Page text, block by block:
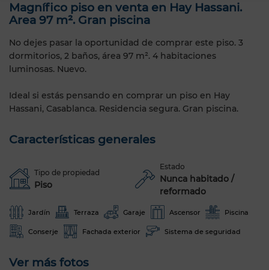
Magnífico piso en venta en Hay Hassani.
Area 97 m². Gran piscina
No dejes pasar la oportunidad de comprar este piso. 3
dormitorios, 2 baños, área 97 m². 4 habitaciones
luminosas. Nuevo.
Ideal si estás pensando en comprar un piso en Hay
Hassani, Casablanca. Residencia segura. Gran piscina.
Características generales
Tipo de propiedad
Piso
Estado
Nunca habitado /
reformado
Jardín Terraza Garaje Ascensor Piscina
Conserje Fachada exterior Sistema de seguridad
Ver más fotos